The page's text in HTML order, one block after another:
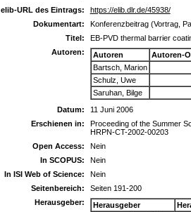
elib-URL des Eintrags:
https://elib.dlr.de/45938/
Dokumentart:
Konferenzbeitrag (Vortrag,
Titel:
EB-PVD thermal barrier
Autoren:
Autoren
Autoren-
Bartsch, Marion
Schulz, Uwe
Saruhan, Bilge
Datum:
11 Juni 2006
Erschienen in:
Proceeding of the Summer
HRPN-CT-2002-00203
Open Access:
Nein
In SCOPUS:
Nein
In ISI Web of Science:
Nein
Seitenbereich:
Seiten 191-200
Herausgeber:
Herausgeber